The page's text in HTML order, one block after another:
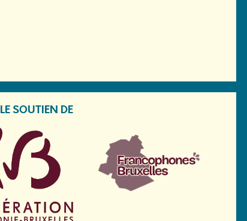
SOUTIEN DE